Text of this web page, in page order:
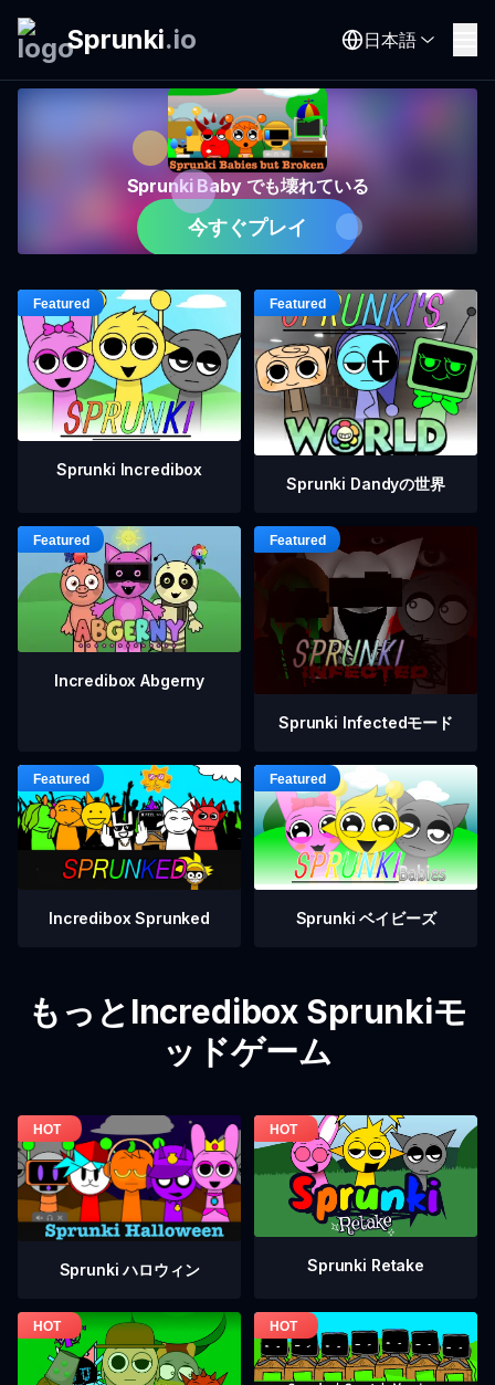
Sprunki.io 日本語
Sprunki Baby でも壊れている
今すぐプレイ
Sprunki Incredibox
Sprunki Dandyの世界
Incredibox Abgerny
Sprunki Infectedモード
Incredibox Sprunked Sprunki ベイビーズ
もっとIncredibox Sprunkiモ
ッドゲーム
Sprunki ハロウィン Sprunki Retake